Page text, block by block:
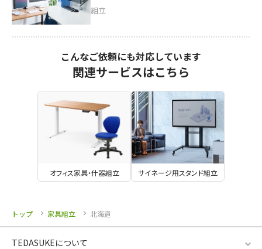
組立
こんなご依頼にも対応しています
関連サービスはこちら
オフィス家具・什器組立 サイネージ用スタンド組立
トップ 家具組立 北海道
TEDASUKEについて